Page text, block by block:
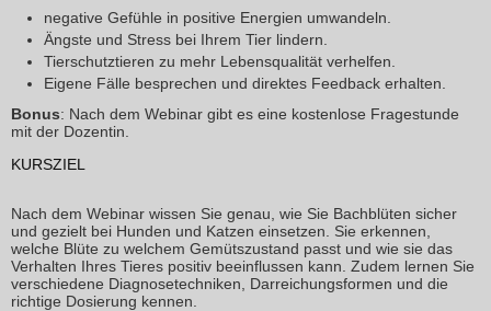
negative Gefühle in positive Energien umwandeln.
Ängste und Stress bei Ihrem Tier lindern.
Tierschutztieren zu mehr Lebensqualität verhelfen.
Eigene Fälle besprechen und direktes Feedback erhalten.
Bonus: Nach dem Webinar gibt es eine kostenlose Fragestunde
mit der Dozentin.
KURSZIEL
Nach dem Webinar wissen Sie genau, wie Sie Bachblüten sicher
und gezielt bei Hunden und Katzen einsetzen. Sie erkennen,
welche Blüte zu welchem Gemütszustand passt und wie sie das
Verhalten Ihres Tieres positiv beeinflussen kann. Zudem lernen Sie
verschiedene Diagnosetechniken, Darreichungsformen und die
richtige Dosierung kennen.